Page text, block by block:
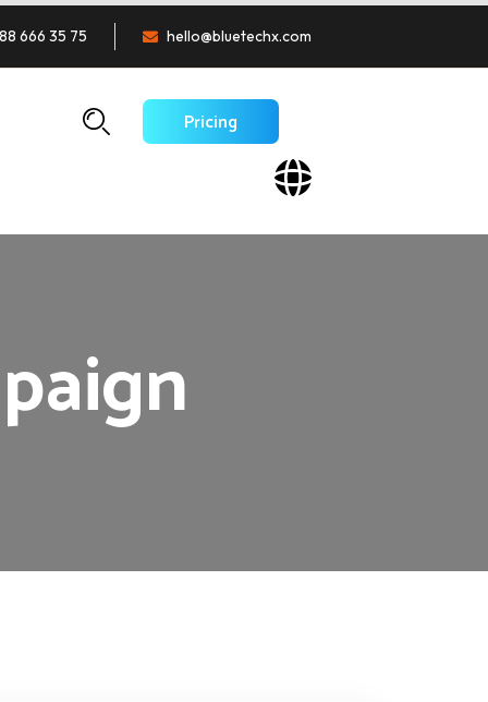
666 35 75 hello@bluetechx.com
Pricing